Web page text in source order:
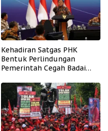
Kehadiran Satgas PHK
Bentuk Perlindungan
Pemerintah Cegah Badai